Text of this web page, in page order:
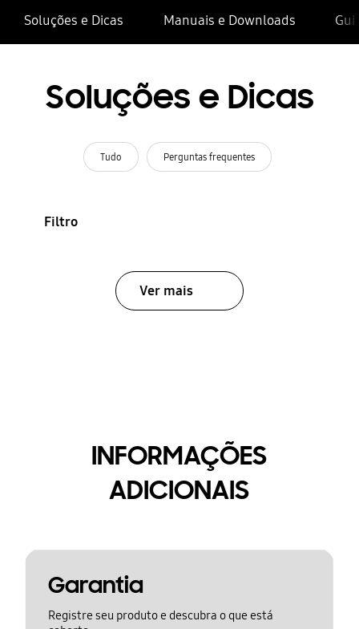
Soluções e Dicas Manuais e Downloads
Soluções e Dicas
Tudo Perguntas frequentes
Filtro
Ver mais
INFORMAÇÕES
ADICIONAIS
Garantia
Registre seu produto e descubra o que está